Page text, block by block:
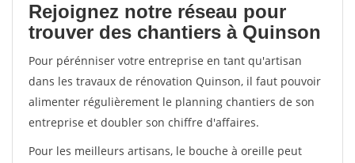
Rejoignez notre réseau pour
trouver des chantiers à Quinson
Pour pérénniser votre entreprise en tant qu'artisan
dans les travaux de rénovation Quinson, il faut pouvoir
alimenter régulièrement le planning chantiers de son
entreprise et doubler son chiffre d'affaires.
Pour les meilleurs artisans, le bouche à oreille peut